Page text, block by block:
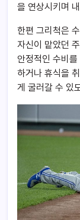
을 연상시키며
한편 그리척은
자신이 맡았던
안정적인 수비
하거나 휴식을
게 굴러갈 수 있